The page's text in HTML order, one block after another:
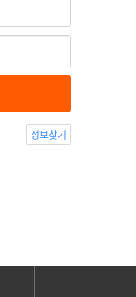
정보찾기